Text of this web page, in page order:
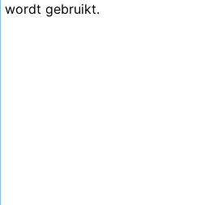
wordt gebruikt.